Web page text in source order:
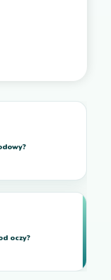
oczy?